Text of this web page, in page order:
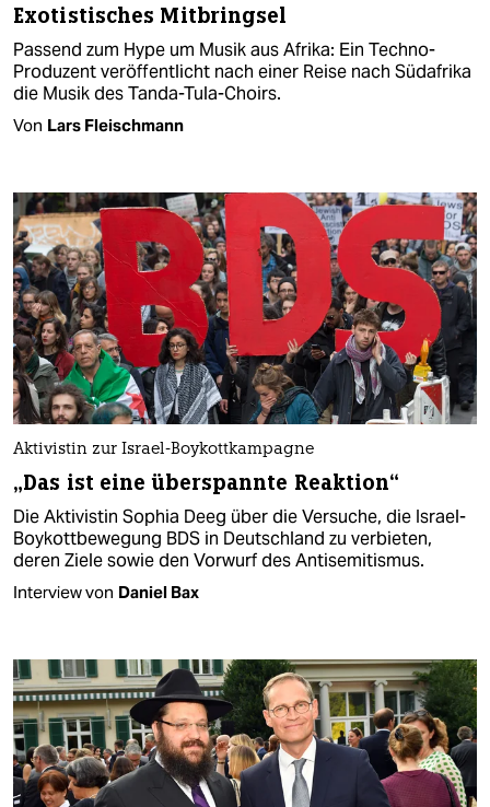
Exotistisches Mitbringsel
Passend zum Hype um Musik aus Afrika: Ein Techno-
Produzent veröffentlicht nach einer Reise nach Südafrika
die Musik des Tanda-Tula-Choirs.
Von Lars Fleischmann
Aktivistin zur Israel-Boykottkampagne
„Das ist eine überspannte Reaktion“
Die Aktivistin Sophia Deeg über die Versuche, die Israel-
Boykottbewegung BDS in Deutschland zu verbieten,
deren Ziele sowie den Vorwurf des Antisemitismus.
Interview von Daniel Bax